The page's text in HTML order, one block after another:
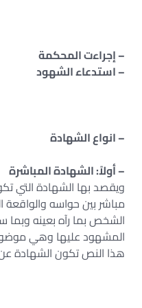
– إجراءت المحكمة
– استدعاء الشهود
– انواع الشهادة
– أولاً: الشهادة المباشرة
ويقصد بها الشهادة التي
مباشر بين حواسه والواقعة
الشخص بما رآه بعينه
المشهود عليها وهي
هذا النص تكون الشهادة